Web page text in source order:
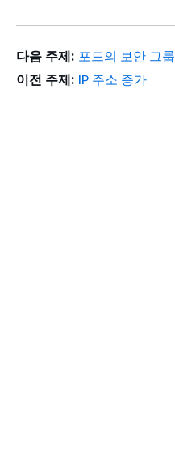
다음 주제: 포드의 보안 그룹
이전 주제: IP 주소 증가